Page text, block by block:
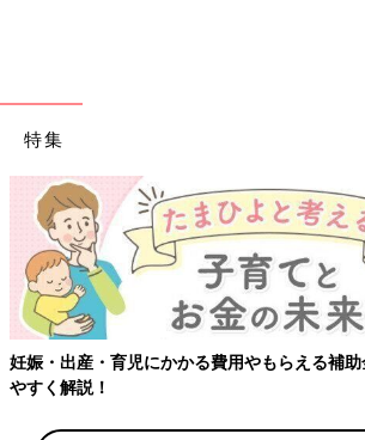
特集
出産・育児にかかる費用やもらえる補助金・助
解説！